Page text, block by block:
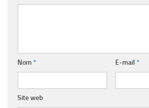
Nom * E-mail *
Site web